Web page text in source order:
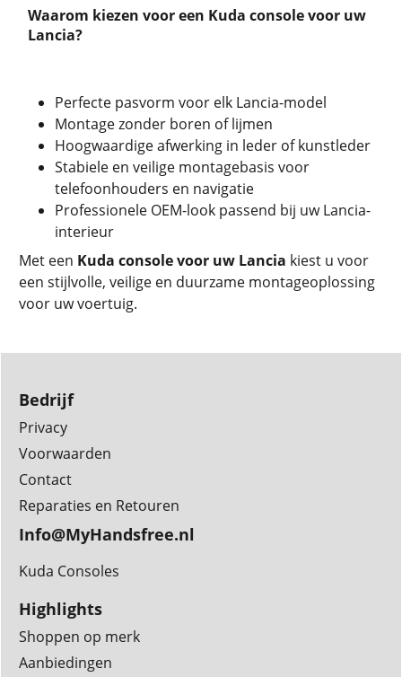
Waarom kiezen voor een Kuda console voor uw
Lancia?
Perfecte pasvorm voor elk Lancia-model
Montage zonder boren of lijmen
Hoogwaardige afwerking in leder of kunstleder
Stabiele en veilige montagebasis voor
telefoonhouders en navigatie
Professionele OEM-look passend bij uw Lancia-
interieur
Met een Kuda console voor uw Lancia kiest u voor
een stijlvolle, veilige en duurzame montageoplossing
voor uw voertuig.
Bedrijf
Privacy
Voorwaarden
Contact
Reparaties en Retouren
Info@MyHandsfree.nl
Kuda Consoles
Highlights
Shoppen op merk
Aanbiedingen